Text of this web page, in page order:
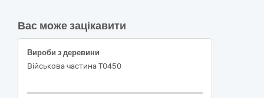
Вас може зацікавити
Вироби з деревини
Військова частина Т0450